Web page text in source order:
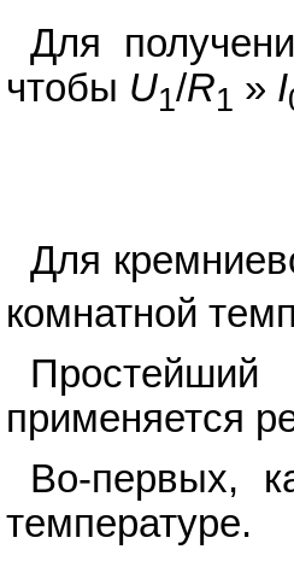
Для
чтобы U1/R1 » I
Для
комнатной
применяется
Во-первых,
температуре.